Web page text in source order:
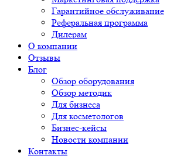
Гарантийное обслуживание
Реферальная программа
Дилерам
О компании
Отзывы
Блог
Обзор оборудования
Обзор методик
Для бизнеса
Для косметологов
Бизнес-кейсы
Новости компании
Контакты